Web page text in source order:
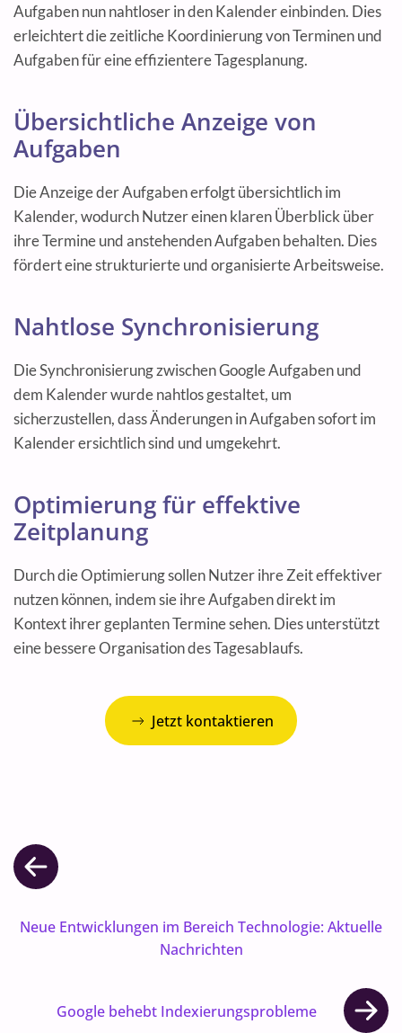
Aufgaben nun nahtloser in den Kalender einbinden. Dies
erleichtert die zeitliche Koordinierung von Terminen und
Aufgaben für eine effizientere Tagesplanung.
Übersichtliche Anzeige von
Aufgaben
Die Anzeige der Aufgaben erfolgt übersichtlich im
Kalender, wodurch Nutzer einen klaren Überblick über
ihre Termine und anstehenden Aufgaben behalten. Dies
fördert eine strukturierte und organisierte Arbeitsweise.
Nahtlose Synchronisierung
Die Synchronisierung zwischen Google Aufgaben und
dem Kalender wurde nahtlos gestaltet, um
sicherzustellen, dass Änderungen in Aufgaben sofort im
Kalender ersichtlich sind und umgekehrt.
Optimierung für effektive
Zeitplanung
Durch die Optimierung sollen Nutzer ihre Zeit effektiver
nutzen können, indem sie ihre Aufgaben direkt im
Kontext ihrer geplanten Termine sehen. Dies unterstützt
eine bessere Organisation des Tagesablaufs.
Jetzt kontaktieren
Neue Entwicklungen im Bereich Technologie: Aktuelle
Nachrichten
Google behebt Indexierungsprobleme